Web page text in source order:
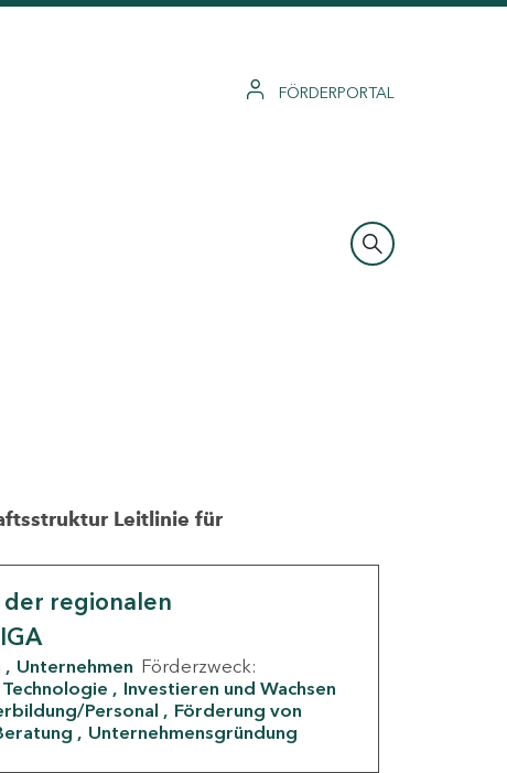
FÖRDERPORTAL
Leitlinie für
regionalen
Unternehmen Förderzweck:
Investieren und Wachsen
Personal
Förderung von
Unternehmensgründung